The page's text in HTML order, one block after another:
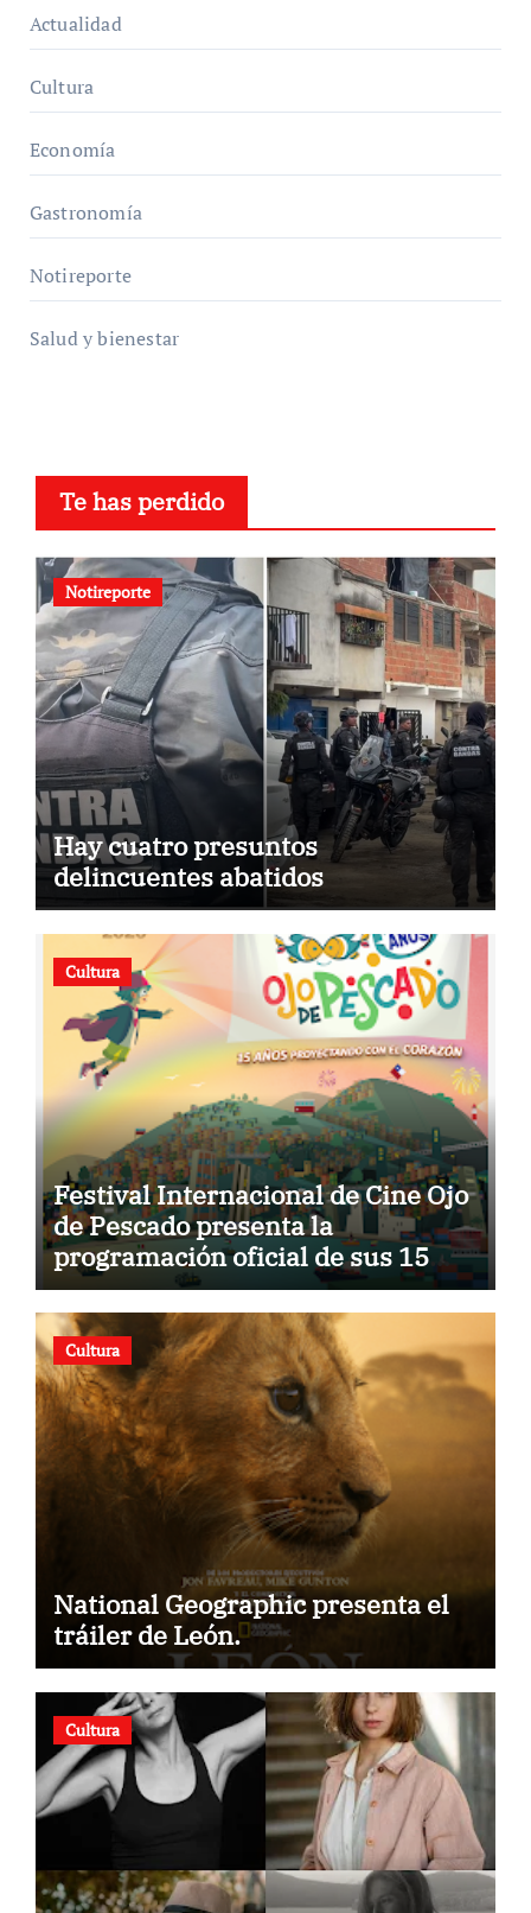
Actualidad
Cultura
Economía
Gastronomía
Notireporte
Salud y bienestar
Te has perdido
Notireporte
Hay cuatro presuntos
delincuentes abatidos
Cultura
Festival Internacional de Cine Ojo
de Pescado presenta la
programación oficial de sus 15
años
Cultura
National Geographic presenta el
tráiler de León.
Cultura